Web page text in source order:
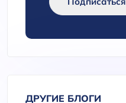
ДРУГИЕ БЛОГИ